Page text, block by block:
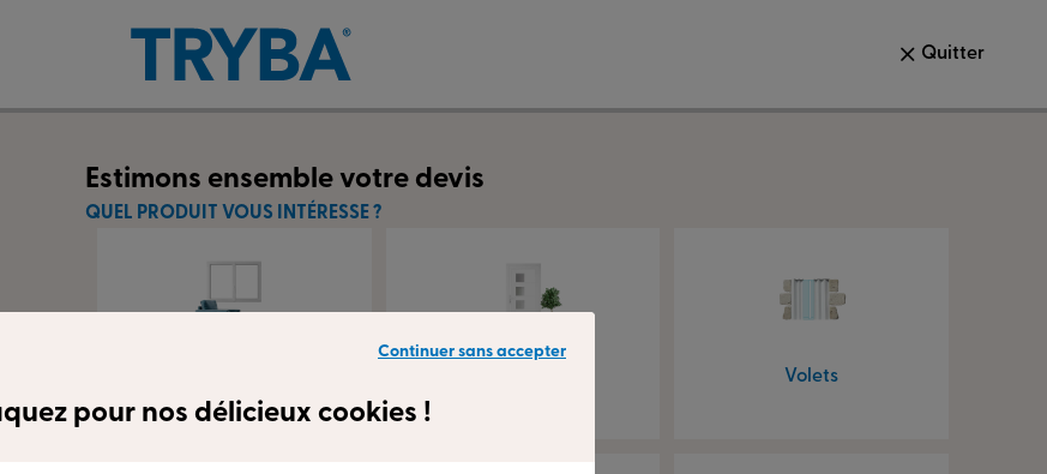
Quitter
Estimons ensemble votre devis
QUEL PRODUIT VOUS INTÉRESSE ?
portes-fenêtres
Volets
Continuer sans accepter
pour nos délicieux cookies !